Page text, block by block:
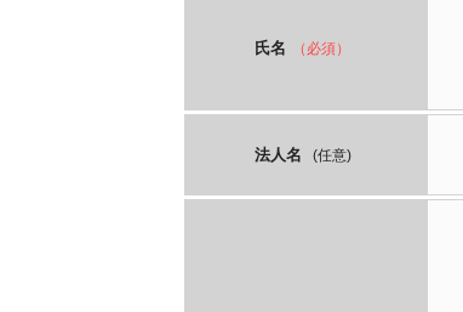
氏名 （必須）
法人名 (任意)